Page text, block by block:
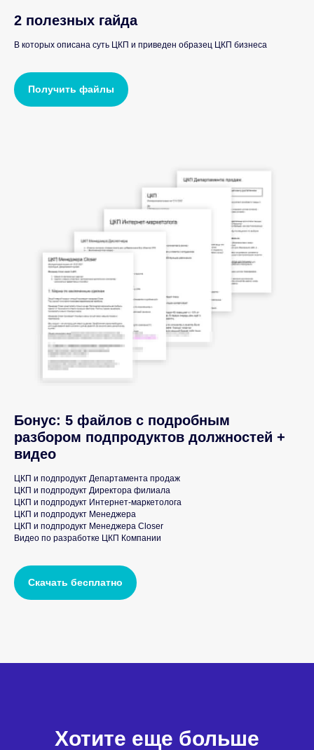
2 полезных гайда
В которых описана суть ЦКП и приведен образец ЦКП бизнеса
Получить файлы
Бонус: 5 файлов с подробным
разбором подпродуктов должностей +
видео
ЦКП и подпродукт Департамента продаж
ЦКП и подпродукт Директора филиала
ЦКП и подпродукт Интернет-маркетолога
ЦКП и подпродукт Менеджера
ЦКП и подпродукт Менеджера Closer
Видео по разработке ЦКП Компании
Скачать бесплатно
Хотите еще больше
Секреты и лайфхаки в наших каналах: